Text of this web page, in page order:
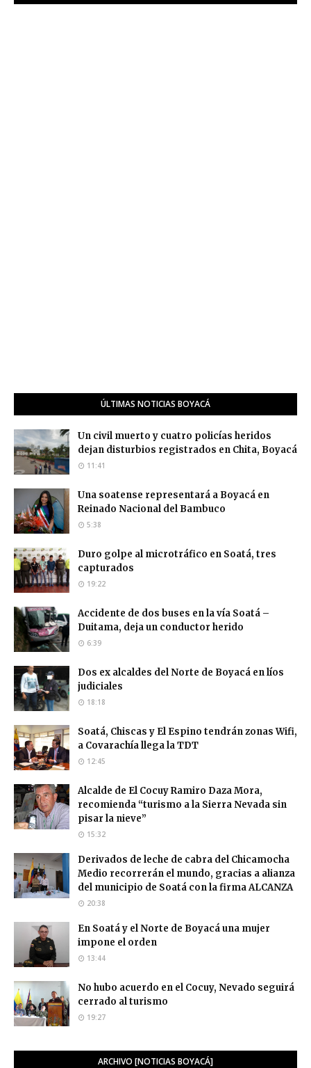
ÚLTIMAS NOTICIAS BOYACÁ
Un civil muerto y cuatro policías heridos
dejan disturbios registrados en Chita, Boyacá
11:41
Una soatense representará a Boyacá en
Reinado Nacional del Bambuco
5:38
Duro golpe al microtráfico en Soatá, tres
capturados
19:22
Accidente de dos buses en la vía Soatá –
Duitama, deja un conductor herido
6:39
Dos ex alcaldes del Norte de Boyacá en líos
judiciales
18:18
Soatá, Chiscas y El Espino tendrán zonas Wifi,
a Covarachía llega la TDT
12:45
Alcalde de El Cocuy Ramiro Daza Mora,
recomienda “turismo a la Sierra Nevada sin
pisar la nieve”
15:32
Derivados de leche de cabra del Chicamocha
Medio recorrerán el mundo, gracias a alianza
del municipio de Soatá con la firma ALCANZA
20:38
En Soatá y el Norte de Boyacá una mujer
impone el orden
13:44
No hubo acuerdo en el Cocuy, Nevado seguirá
cerrado al turismo
19:27
ARCHIVO [NOTICIAS BOYACÁ]